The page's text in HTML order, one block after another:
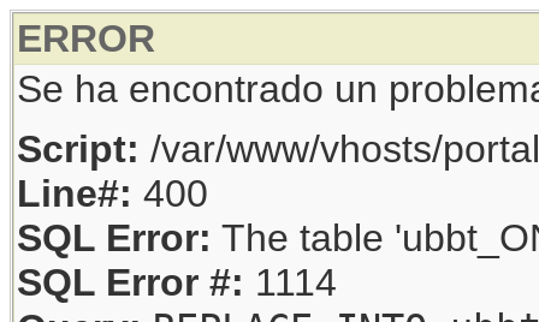
ERROR
Se ha encontrado un
Script: /var/www/vhosts/
Line#: 400
SQL Error: The table
SQL Error #: 1114